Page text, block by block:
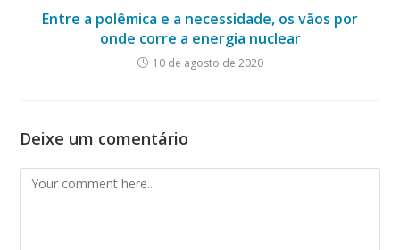
Entre a polêmica e a necessidade, os vãos por
onde corre a energia nuclear
10 de agosto de 2020
Deixe um comentário
Comment